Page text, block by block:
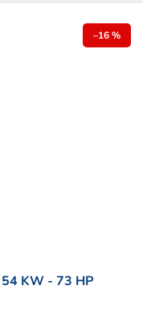
–16 %
KW - 73 HP